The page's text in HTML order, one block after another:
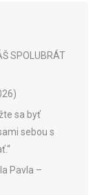
SPOLUBRÁT
sa byť
sebou s
Pavla –